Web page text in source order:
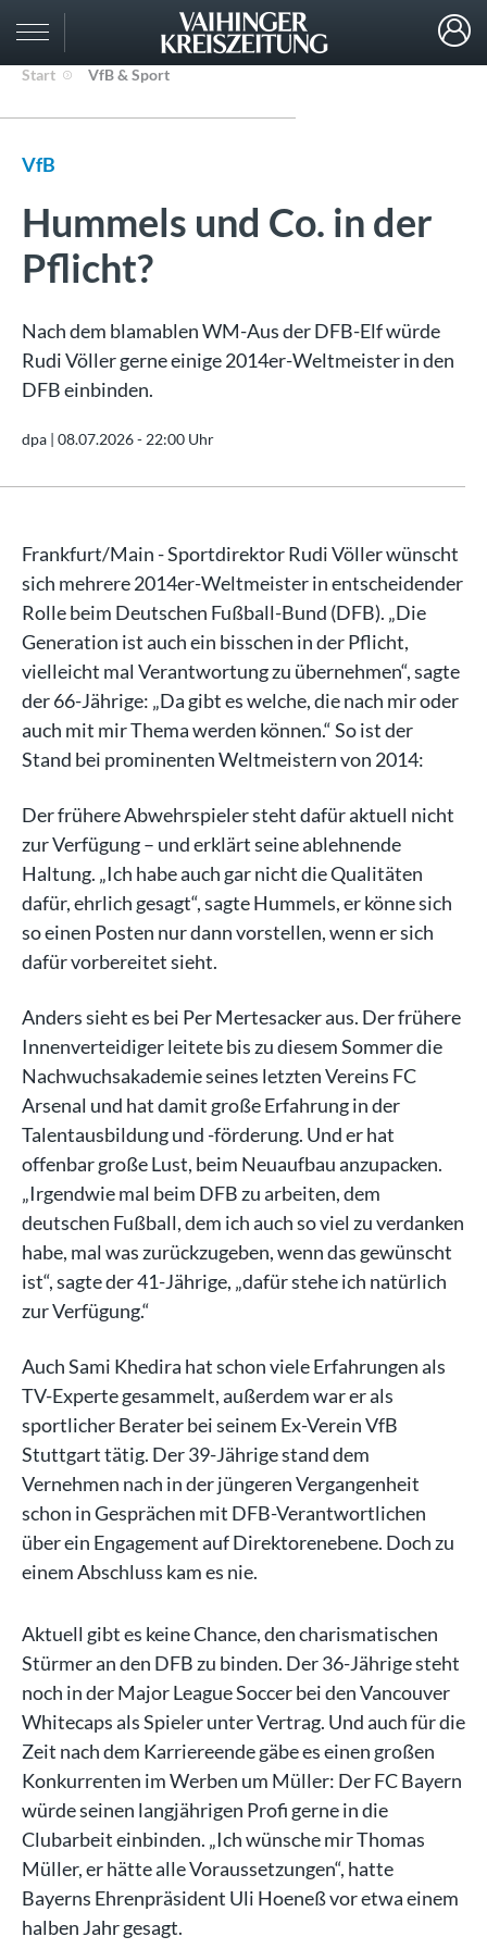
Start VfB & Sport
VfB
Hummels und Co. in der
Pflicht?
Nach dem blamablen WM-Aus der DFB-Elf würde
Rudi Völler gerne einige 2014er-Weltmeister in den
DFB einbinden.
dpa | 08.07.2026 - 22:00 Uhr
Frankfurt/Main - Sportdirektor Rudi Völler wünscht
sich mehrere 2014er-Weltmeister in entscheidender
Rolle beim Deutschen Fußball-Bund (DFB). „Die
Generation ist auch ein bisschen in der Pflicht,
vielleicht mal Verantwortung zu übernehmen“, sagte
der 66-Jährige: „Da gibt es welche, die nach mir oder
auch mit mir Thema werden können.“ So ist der
Stand bei prominenten Weltmeistern von 2014:
Der frühere Abwehrspieler steht dafür aktuell nicht
zur Verfügung – und erklärt seine ablehnende
Haltung. „Ich habe auch gar nicht die Qualitäten
dafür, ehrlich gesagt“, sagte Hummels, er könne sich
so einen Posten nur dann vorstellen, wenn er sich
dafür vorbereitet sieht.
Anders sieht es bei Per Mertesacker aus. Der frühere
Innenverteidiger leitete bis zu diesem Sommer die
Nachwuchsakademie seines letzten Vereins FC
Arsenal und hat damit große Erfahrung in der
Talentausbildung und -förderung. Und er hat
offenbar große Lust, beim Neuaufbau anzupacken.
„Irgendwie mal beim DFB zu arbeiten, dem
deutschen Fußball, dem ich auch so viel zu verdanken
habe, mal was zurückzugeben, wenn das gewünscht
ist“, sagte der 41-Jährige, „dafür stehe ich natürlich
zur Verfügung.“
Auch Sami Khedira hat schon viele Erfahrungen als
TV-Experte gesammelt, außerdem war er als
sportlicher Berater bei seinem Ex-Verein VfB
Stuttgart tätig. Der 39-Jährige stand dem
Vernehmen nach in der jüngeren Vergangenheit
schon in Gesprächen mit DFB-Verantwortlichen
über ein Engagement auf Direktorenebene. Doch zu
einem Abschluss kam es nie.
Aktuell gibt es keine Chance, den charismatischen
Stürmer an den DFB zu binden. Der 36-Jährige steht
noch in der Major League Soccer bei den Vancouver
Whitecaps als Spieler unter Vertrag. Und auch für die
Zeit nach dem Karriereende gäbe es einen großen
Konkurrenten im Werben um Müller: Der FC Bayern
würde seinen langjährigen Profi gerne in die
Clubarbeit einbinden. „Ich wünsche mir Thomas
Müller, er hätte alle Voraussetzungen“, hatte
Bayerns Ehrenpräsident Uli Hoeneß vor etwa einem
halben Jahr gesagt.